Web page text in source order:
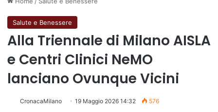
Salute e Benessere
Alla Triennale di Milano AISLA
e Centri Clinici NeMO
lanciano Ovunque Vicini
CronacaMilano 19 Maggio 2026 14:32 576